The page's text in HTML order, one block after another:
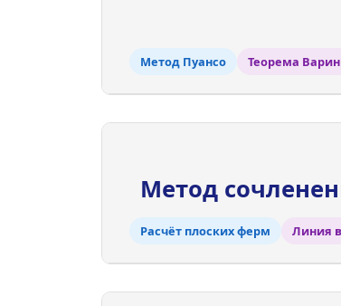
Метод Пуансо Теорема
Метод
Расчёт плоских ферм Линия